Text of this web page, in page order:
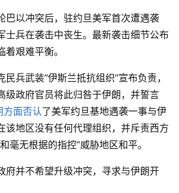
巴以冲突后，驻约旦美军首次遭遇袭
士兵在袭击中丧生。最新袭击细节公布
艰难平衡。
兵武装“伊斯兰抵抗组织”宣布负责，
级政府官员将此归咎于伊朗，并誓言
方面否认了美军约旦基地遇袭一事与伊
该地区没有任何代理组织，并斥责西方
毫无根据的指控”威胁地区和平。
府并不希望升级冲突，寻求与伊朗开